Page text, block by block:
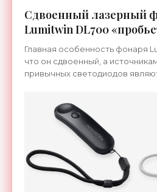
Сдвоенный лазерный
Lumitwin DL700
километра - «Гаджеты»
Главная особенность фонаря
что он сдвоенный, а
привычных светодиодов